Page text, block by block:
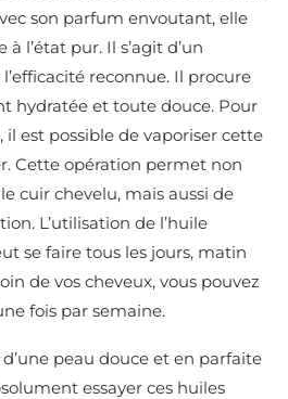
son parfum envoutant, elle
l’état pur. Il s’agit d’un
reconnue. Il procure
hydratée et toute douce. Pour
il est possible de vaporiser cette
Cette opération permet non
cuir chevelu, mais aussi de
L’utilisation de l’huile
se faire tous les jours, matin
de vos cheveux, vous pouvez
fois par semaine.
peau douce et en parfaite
essayer ces huiles